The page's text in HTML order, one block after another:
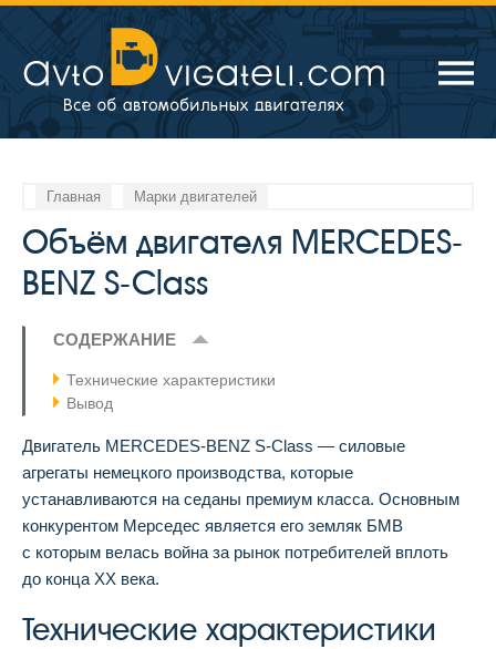
Главная Марки двигателей
Объём двигателя MERCEDES-
BENZ S-Class
СОДЕРЖАНИЕ
Технические характеристики
Вывод
Двигатель MERCEDES-BENZ S-Class — силовые
агрегаты немецкого производства, которые
устанавливаются на седаны премиум класса. Основным
конкурентом Мерседес является его земляк БМВ
с которым велась война за рынок потребителей вплоть
до конца ХХ века.
Технические характеристики